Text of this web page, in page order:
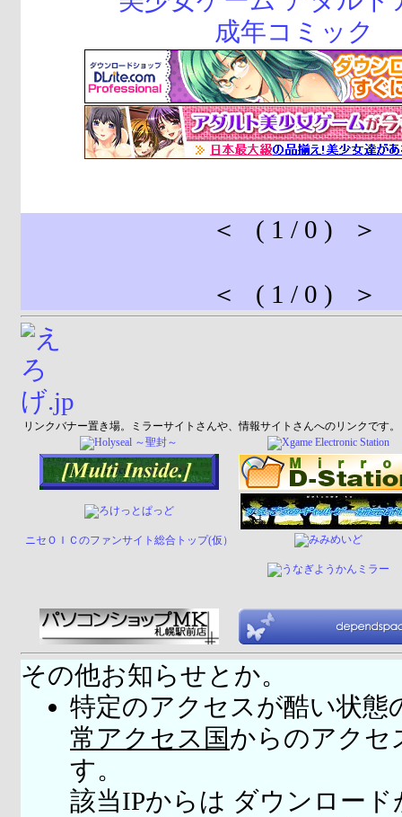
＜ ( 1 / 0 ) ＞
＜ ( 1 / 0 ) ＞
リンクバナー置き場。ミラーサイトさんや、情報サイトさんへのリンクです。
ニセＯＩＣのファンサイト総合トップ(仮）
その他お知らせとか。
特定のアクセスが酷い状態
常アクセス国からのアクセ
す。
該当IPからは ダウンロー